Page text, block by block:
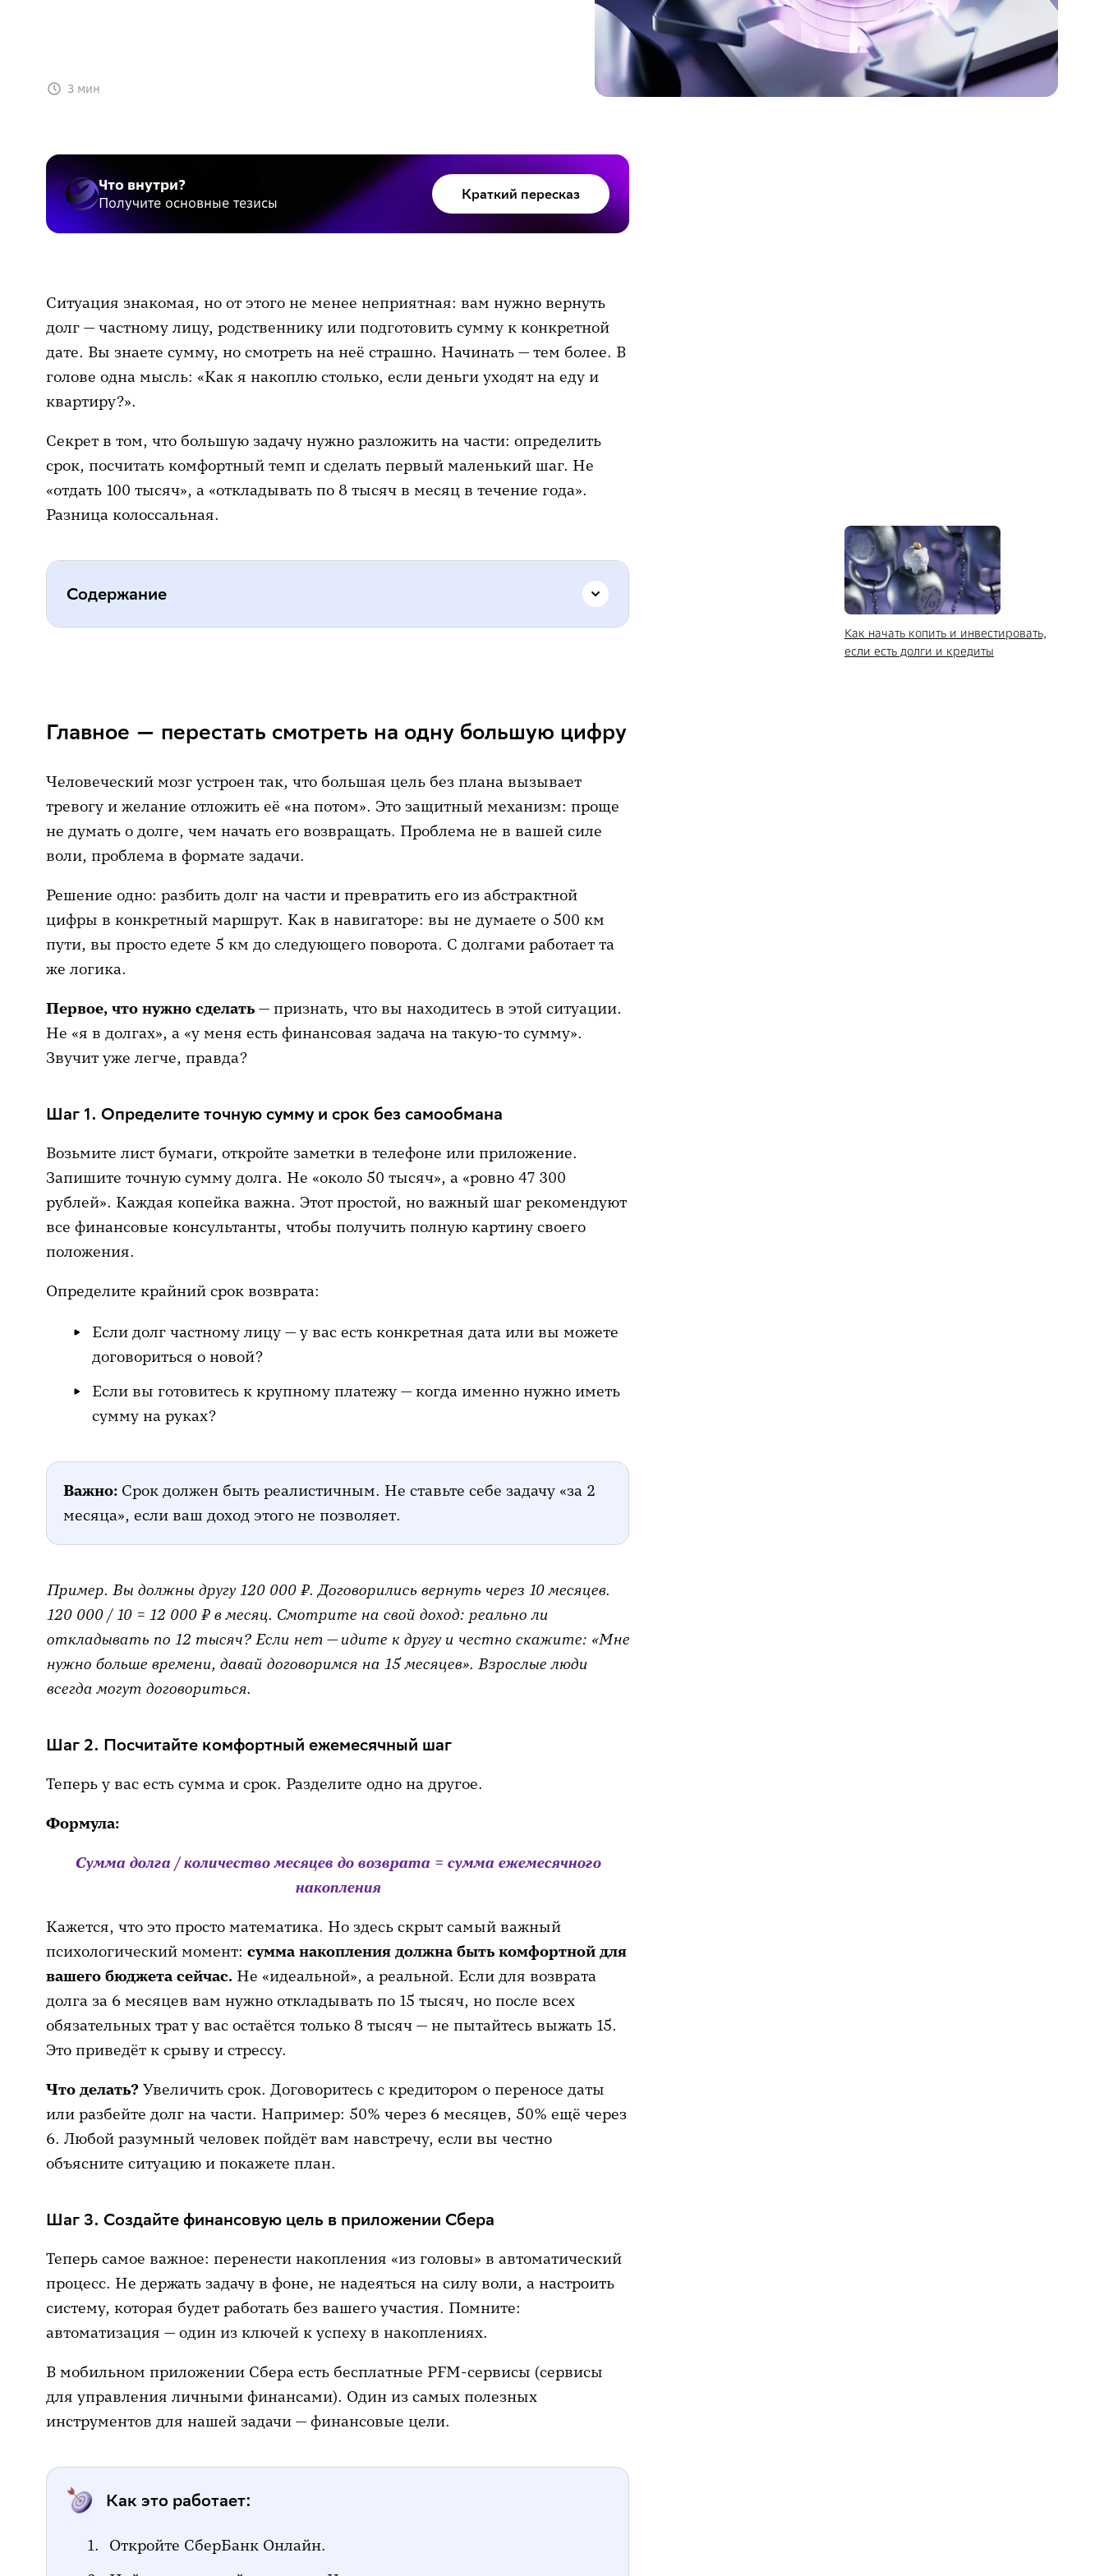
3 мин
Что внутри?
Получите основные тезисы
Краткий пересказ
Ситуация знакомая, но от этого не менее неприятная: вам нужно вернуть
долг — частному лицу, родственнику или подготовить сумму к конкретной
дате. Вы знаете сумму, но смотреть на неё страшно. Начинать — тем более. В
голове одна мысль: «Как я накоплю столько, если деньги уходят на еду и
квартиру?».
Секрет в том, что большую задачу нужно разложить на части: определить
срок, посчитать комфортный темп и сделать первый маленький шаг. Не
«отдать 100 тысяч», а «откладывать по 8 тысяч в месяц в течение года».
Разница колоссальная.
Содержание
Почему корректировка плана — не провал, а норма
Коротко: чек-лист для тех, кто готов начать прямо сейчас
Как начать копить и инвестировать,
если есть долги и кредиты
Главное — перестать смотреть на одну большую цифру
Человеческий мозг устроен так, что большая цель без плана вызывает
тревогу и желание отложить её «на потом». Это защитный механизм: проще
не думать о долге, чем начать его возвращать. Проблема не в вашей силе
воли, проблема в формате задачи.
Решение одно: разбить долг на части и превратить его из абстрактной
цифры в конкретный маршрут. Как в навигаторе: вы не думаете о 500 км
пути, вы просто едете 5 км до следующего поворота. С долгами работает та
же логика.
Первое, что нужно сделать — признать, что вы находитесь в этой ситуации.
Не «я в долгах», а «у меня есть финансовая задача на такую-то сумму».
Звучит уже легче, правда?
Шаг 1. Определите точную сумму и срок без самообмана
Возьмите лист бумаги, откройте заметки в телефоне или приложение.
Запишите точную сумму долга. Не «около 50 тысяч», а «ровно 47 300
рублей». Каждая копейка важна. Этот простой, но важный шаг рекомендуют
все финансовые консультанты, чтобы получить полную картину своего
положения.
Определите крайний срок возврата:
Если долг частному лицу — у вас есть конкретная дата или вы можете
договориться о новой?
Если вы готовитесь к крупному платежу — когда именно нужно иметь
сумму на руках?
Важно: Срок должен быть реалистичным. Не ставьте себе задачу «за 2
месяца», если ваш доход этого не позволяет.
Пример. Вы должны другу 120 000 ₽. Договорились вернуть через 10 месяцев.
120 000 / 10 = 12 000 ₽ в месяц. Смотрите на свой доход: реально ли
откладывать по 12 тысяч? Если нет — идите к другу и честно скажите: «Мне
нужно больше времени, давай договоримся на 15 месяцев». Взрослые люди
всегда могут договориться.
Шаг 2. Посчитайте комфортный ежемесячный шаг
Теперь у вас есть сумма и срок. Разделите одно на другое.
Формула:
Сумма долга / количество месяцев до возврата = сумма ежемесячного
накопления
Кажется, что это просто математика. Но здесь скрыт самый важный
психологический момент: сумма накопления должна быть комфортной для
вашего бюджета сейчас. Не «идеальной», а реальной. Если для возврата
долга за 6 месяцев вам нужно откладывать по 15 тысяч, но после всех
обязательных трат у вас остаётся только 8 тысяч — не пытайтесь выжать 15.
Это приведёт к срыву и стрессу.
Что делать? Увеличить срок. Договоритесь с кредитором о переносе даты
или разбейте долг на части. Например: 50% через 6 месяцев, 50% ещё через
6. Любой разумный человек пойдёт вам навстречу, если вы честно
объясните ситуацию и покажете план.
Шаг 3. Создайте финансовую цель в приложении Сбера
Теперь самое важное: перенести накопления «из головы» в автоматический
процесс. Не держать задачу в фоне, не надеяться на силу воли, а настроить
систему, которая будет работать без вашего участия. Помните:
автоматизация — один из ключей к успеху в накоплениях.
В мобильном приложении Сбера есть бесплатные PFM-сервисы (сервисы
для управления личными финансами). Один из самых полезных
инструментов для нашей задачи — финансовые цели.
Как это работает:
Откройте СберБанк Онлайн.